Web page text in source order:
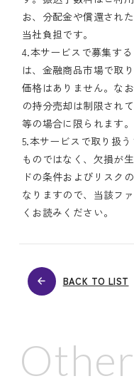
お、分配金や償還され
当社負担です。
4.本サービスで募集す
は、金融商品市場で取
価格はありません。な
の持分売却は制限され
等の場合に限られます。
5.本サービスで取り扱
ものではなく、欠損が
ドの条件およびリスク
なりますので、当該フ
くお読みください。
BACK TO LIST